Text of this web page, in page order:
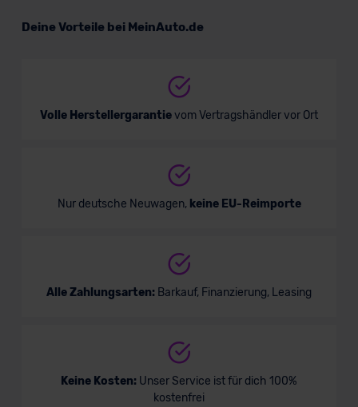
Deine Vorteile bei MeinAuto.de
Volle Herstellergarantievom Vertragshändler vor Ort
Nur deutsche Neuwagen, keine EU-Reimporte
Alle Zahlungsarten: Barkauf, Finanzierung, Leasing
Keine Kosten: Unser Service ist für dich 100%
kostenfrei